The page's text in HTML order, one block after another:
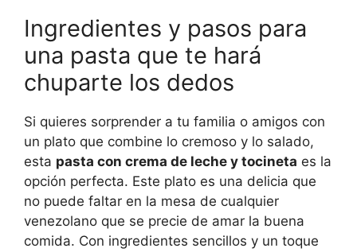
Ingredientes y pasos para
una pasta que te hará
chuparte los dedos
Si quieres sorprender a tu familia o amigos con
un plato que combine lo cremoso y lo salado,
esta pasta con crema de leche y tocineta es la
opción perfecta. Este plato es una delicia que
no puede faltar en la mesa de cualquier
venezolano que se precie de amar la buena
comida. Con ingredientes sencillos y un toque